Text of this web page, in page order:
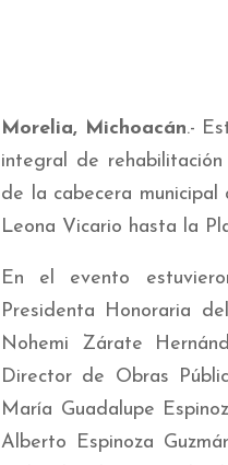
Morelia, Michoacán.-
integral de
de la cabecera
Leona Vicario hasta la
En el evento
Presidenta Honoraria
Nohemi Zárate
Director de Obras
María Guadalupe
Alberto Espinoza